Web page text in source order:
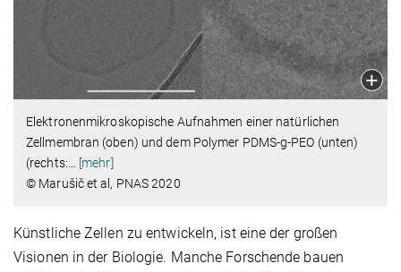
Elektronenmikroskopische Aufnahmen einer natürlichen
Zellmembran (oben) und dem Polymer PDMS-g-PEO (unten)
(rechts:… [mehr]
© Marušič et al, PNAS 2020
Künstliche Zellen zu entwickeln, ist eine der großen
Visionen in der Biologie. Manche Forschende bauen